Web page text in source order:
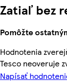
Zatiaľ bez
Pomôžte
Hodnotenia
Tesco neoveruje
Napísať